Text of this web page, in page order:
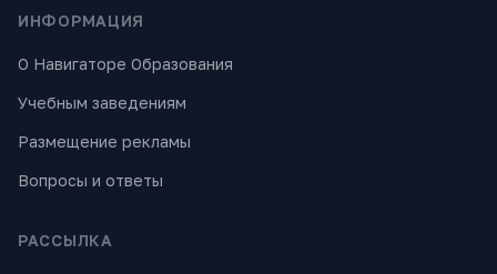
ИНФОРМАЦИЯ
О Навигаторе Образования
Учебным заведениям
Размещение рекламы
Вопросы и ответы
РАССЫЛКА